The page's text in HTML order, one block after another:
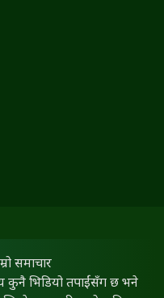
समाचार
कुनै भिडियो तपाईंसँग छ भने